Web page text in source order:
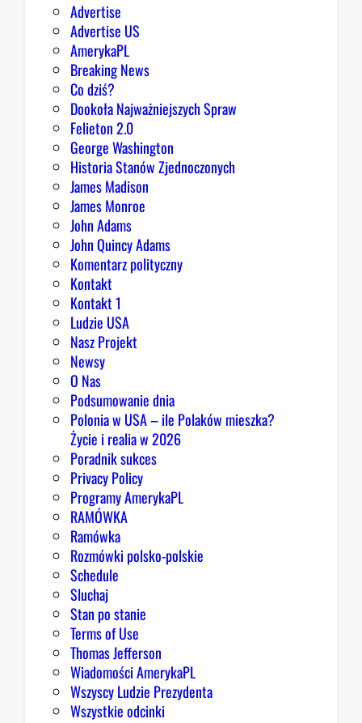
Advertise
Advertise US
AmerykaPL
Breaking News
Co dziś?
Dookoła Najważniejszych Spraw
Felieton 2.0
George Washington
Historia Stanów Zjednoczonych
James Madison
James Monroe
John Adams
John Quincy Adams
Komentarz polityczny
Kontakt
Kontakt 1
Ludzie USA
Nasz Projekt
Newsy
O Nas
Podsumowanie dnia
Polonia w USA – ile Polaków mieszka?
Życie i realia w 2026
Poradnik sukces
Privacy Policy
Programy AmerykaPL
RAMÓWKA
Ramówka
Rozmówki polsko-polskie
Schedule
Sluchaj
Stan po stanie
Terms of Use
Thomas Jefferson
Wiadomości AmerykaPL
Wszyscy Ludzie Prezydenta
Wszystkie odcinki